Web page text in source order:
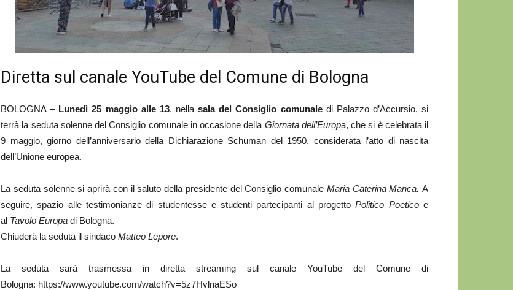
Diretta sul canale YouTube del Comune di Bologna
BOLOGNA –Lunedì 25 maggio alle 13, nellasala del Consiglio comunaledi Palazzo d’Accursio, si
terrà la seduta solenne del Consiglio comunale in occasione della Giornata dell’Europa, che si è celebrata il
9 maggio, giorno dell’anniversario della Dichiarazione Schuman del 1950, considerata l’atto di nascita
dell’Unione europea.
La seduta solenne si aprirà con il saluto della presidente del Consiglio comunale Maria Caterina Manca. A
seguire, spazio alle testimonianze di studentesse e studenti partecipanti al progetto Politico Poeticoe
al Tavolo Europa di Bologna.
Chiuderà la seduta il sindaco Matteo Lepore.
La seduta sarà trasmessa in diretta streaming sul canale YouTube del Comune di
Bologna: https://www.youtube.com/watch?v=5z7HvlnaESo